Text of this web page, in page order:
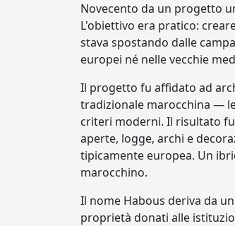
Novecento da un progetto
L'obiettivo era pratico:
stava spostando dalle
europei né nelle vecchie
Il progetto fu affidato ad
tradizionale marocchina —
criteri moderni. Il risultato
aperte, logge, archi e
tipicamente europea. Un
marocchino.
Il nome Habous deriva da
proprietà donati alle